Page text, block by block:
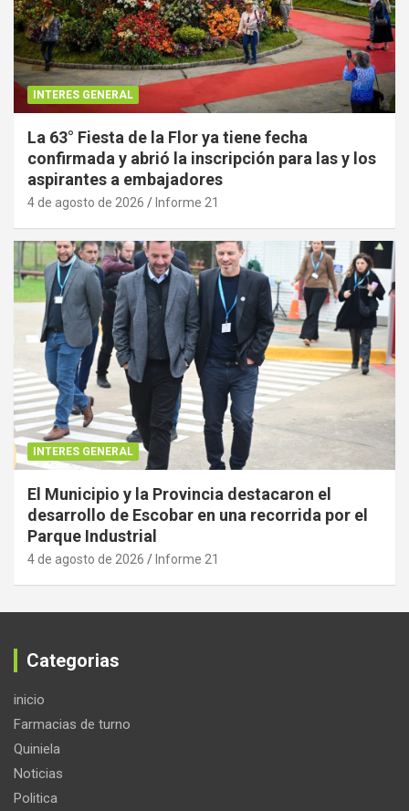
INTERES GENERAL
La 63° Fiesta de la Flor ya tiene fecha
confirmada y abrió la inscripción para las y los
aspirantes a embajadores
4 de agosto de 2026 Informe 21
INTERES GENERAL
El Municipio y la Provincia destacaron el
desarrollo de Escobar en una recorrida por el
Parque Industrial
4 de agosto de 2026 Informe 21
Categorias
inicio
Farmacias de turno
Quiniela
Noticias
Politica